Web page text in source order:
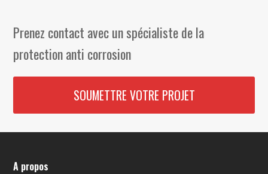
Prenez contact avec un spécialiste de la
protection anti corrosion
SOUMETTRE VOTRE PROJET
A propos